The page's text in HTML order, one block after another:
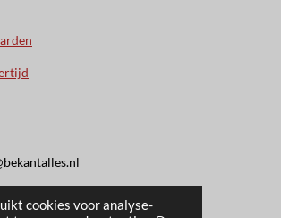
cookies voor analyse-